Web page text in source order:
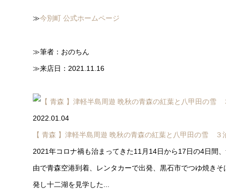
≫今別町 公式ホームページ
≫筆者：おのちん
≫来店日：2021.11.16
2022.01.04
【 青森 】津軽半島周遊 晩秋の青森の紅葉と八甲田の雪 ３
2021年コロナ禍も治まってきた11月14日から17日の4日間
由で青森空港到着、レンタカーで出発、黒石市でつゆ焼き
発し十二湖を見学した...